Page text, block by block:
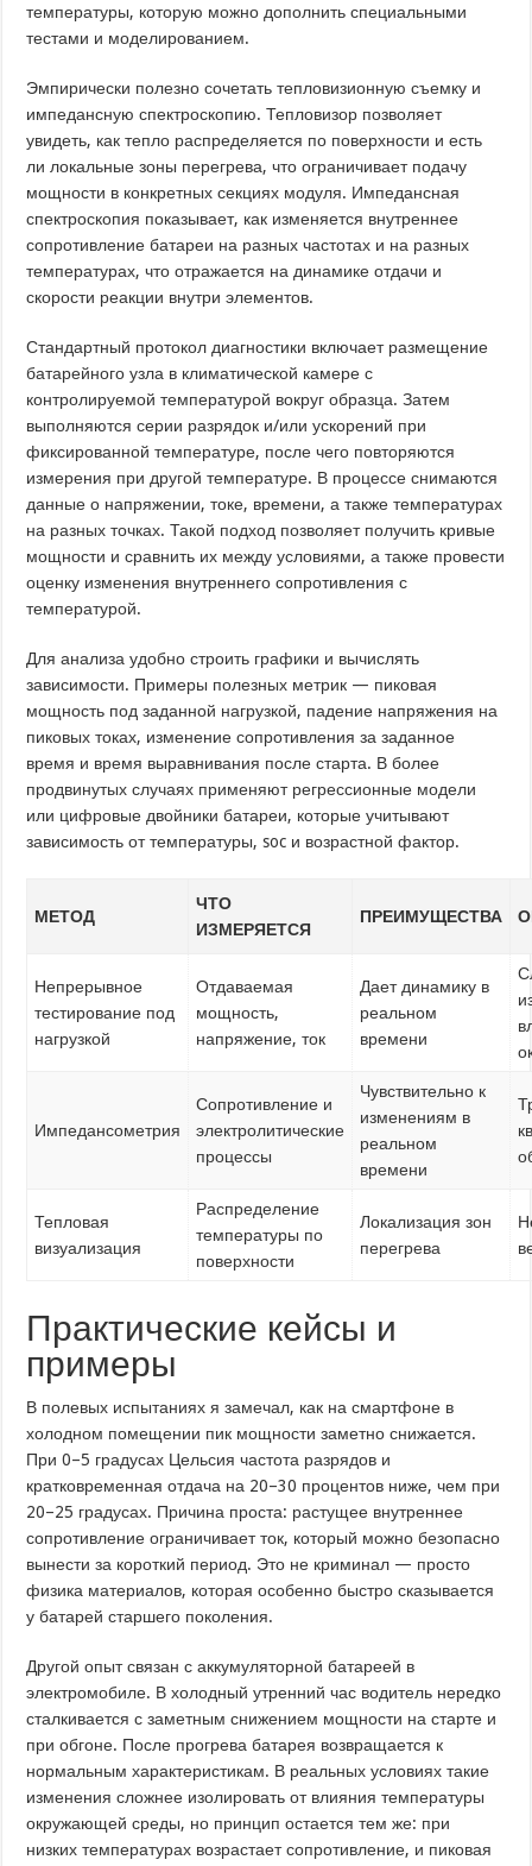
температуры, которую можно дополнить специальными
тестами и моделированием.
Эмпирически полезно сочетать тепловизионную съемку и
импедансную спектроскопию. Тепловизор позволяет
увидеть, как тепло распределяется по поверхности и есть
ли локальные зоны перегрева, что ограничивает подачу
мощности в конкретных секциях модуля. Импедансная
спектроскопия показывает, как изменяется внутреннее
сопротивление батареи на разных частотах и на разных
температурах, что отражается на динамике отдачи и
скорости реакции внутри элементов.
Стандартный протокол диагностики включает размещение
батарейного узла в климатической камере с
контролируемой температурой вокруг образца. Затем
выполняются серии разрядок и/или ускорений при
фиксированной температуре, после чего повторяются
измерения при другой температуре. В процессе снимаются
данные о напряжении, токе, времени, а также температурах
на разных точках. Такой подход позволяет получить кривые
мощности и сравнить их между условиями, а также провести
оценку изменения внутреннего сопротивления с
температурой.
Для анализа удобно строить графики и вычислять
зависимости. Примеры полезных метрик — пиковая
мощность под заданной нагрузкой, падение напряжения на
пиковых токах, изменение сопротивления за заданное
время и время выравнивания после старта. В более
продвинутых случаях применяют регрессионные модели
или цифровые двойники батареи, которые учитывают
зависимость от температуры, soc и возрастной фактор.
МЕТОД
ЧТО
ИЗМЕРЯЕТСЯ
ПРЕИМУЩЕСТВА
Непрерывное
тестирование под
нагрузкой
Отдаваемая
мощность,
напряжение, ток
Дает динамику в
реальном
времени
Импедансометрия
Сопротивление и
электролитические
процессы
Чувствительно к
изменениям в
реальном
времени
Тепловая
визуализация
Распределение
температуры по
поверхности
Локализация зон
перегрева
Практические кейсы и
примеры
В полевых испытаниях я замечал, как на смартфоне в
холодном помещении пик мощности заметно снижается.
При 0–5 градусах Цельсия частота разрядов и
кратковременная отдача на 20–30 процентов ниже, чем при
20–25 градусах. Причина проста: растущее внутреннее
сопротивление ограничивает ток, который можно безопасно
вынести за короткий период. Это не криминал — просто
физика материалов, которая особенно быстро сказывается
у батарей старшего поколения.
Другой опыт связан с аккумуляторной батареей в
электромобиле. В холодный утренний час водитель нередко
сталкивается с заметным снижением мощности на старте и
при обгоне. После прогрева батарея возвращается к
нормальным характеристикам. В реальных условиях такие
изменения сложнее изолировать от влияния температуры
окружающей среды, но принцип остается тем же: при
низких температурах возрастает сопротивление, и пиковая